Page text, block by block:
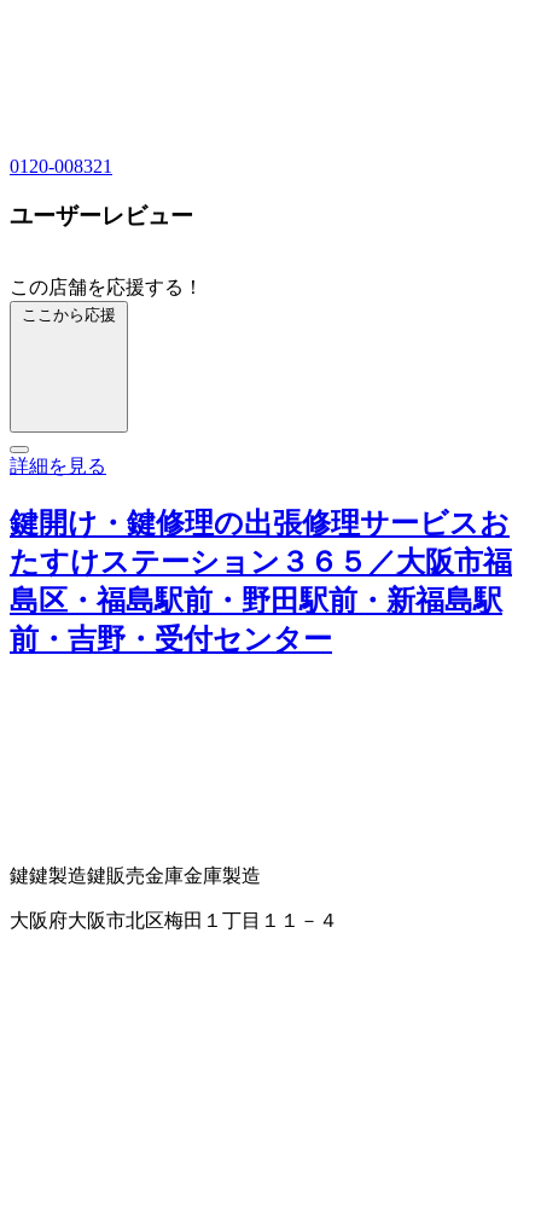
0120-008321
ユーザーレビュー
この店舗を応援する！
ここから応援
詳細を見る
鍵開け・鍵修理の出張修理サービスお
たすけステーション３６５／大阪市福
島区・福島駅前・野田駅前・新福島駅
前・吉野・受付センター
鍵鍵製造鍵販売金庫金庫製造
大阪府大阪市北区梅田１丁目１１－４